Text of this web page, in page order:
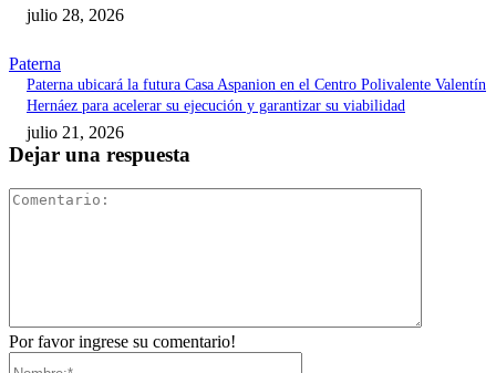
julio 28, 2026
Paterna
Paterna ubicará la futura Casa Aspanion en el Centro Polivalente Valentín
Hernáez para acelerar su ejecución y garantizar su viabilidad
julio 21, 2026
Dejar una respuesta
Por favor ingrese su comentario!